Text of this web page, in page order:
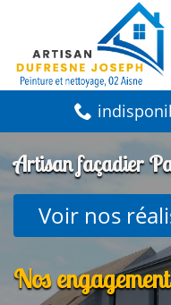
Artisan façadier
Voir nos
Nos